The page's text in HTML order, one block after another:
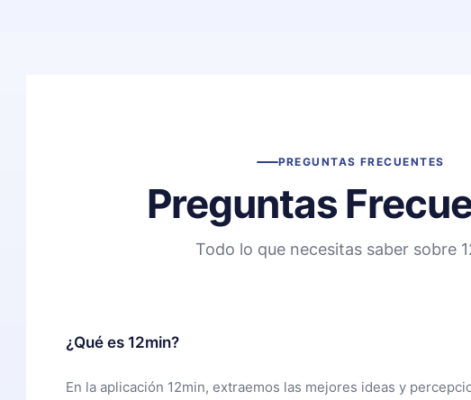
PREGUNTAS FRECUENTES
Preguntas
Todo lo que necesitas saber sobre
¿Qué es 12min?
En la aplicación 12min, extraemos las mejores ideas y